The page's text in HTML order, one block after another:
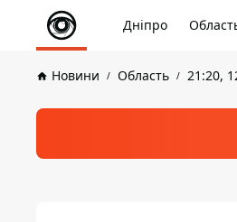
Дніпро
Новини Область 21:20,